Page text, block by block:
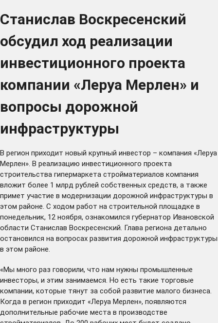
Станислав Воскресенский
обсудил ход реализации
инвестиционного проекта
компании «Леруа Мерлен» и
вопросы дорожной
инфраструктуры
В регион приходит новый крупный инвестор – компания «Леруа
Мерлен». В реализацию инвестиционного проекта
строительства гипермаркета стройматериалов компания
вложит более 1 млрд рублей собственных средств, а также
примет участие в модернизации дорожной инфраструктуры в
этом районе. С ходом работ на строительной площадке в
понедельник, 12 ноября, ознакомился губернатор Ивановской
области Станислав Воскресенский. Глава региона детально
остановился на вопросах развития дорожной инфраструктуры
в этом районе.
«Мы много раз говорили, что нам нужны промышленные
инвесторы, и этим занимаемся. Но есть такие торговые
компании, которые тянут за собой развитие малого бизнеса.
Когда в регион приходит «Леруа Мерлен», появляются
дополнительные рабочие места в производстве